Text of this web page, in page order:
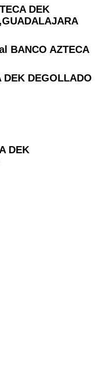
DEK
BANCO AZTECA
DEK DEGOLLADO
DEK